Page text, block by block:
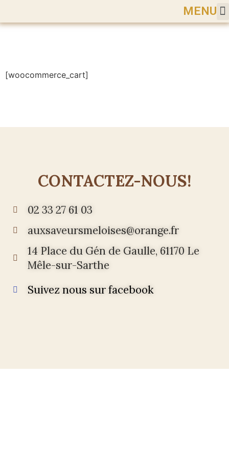
MENU
[woocommerce_cart]
CONTACTEZ-NOUS!
02 33 27 61 03
auxsaveursmeloises@orange.fr
14 Place du Gén de Gaulle, 61170 Le
Mêle-sur-Sarthe
Suivez nous sur facebook